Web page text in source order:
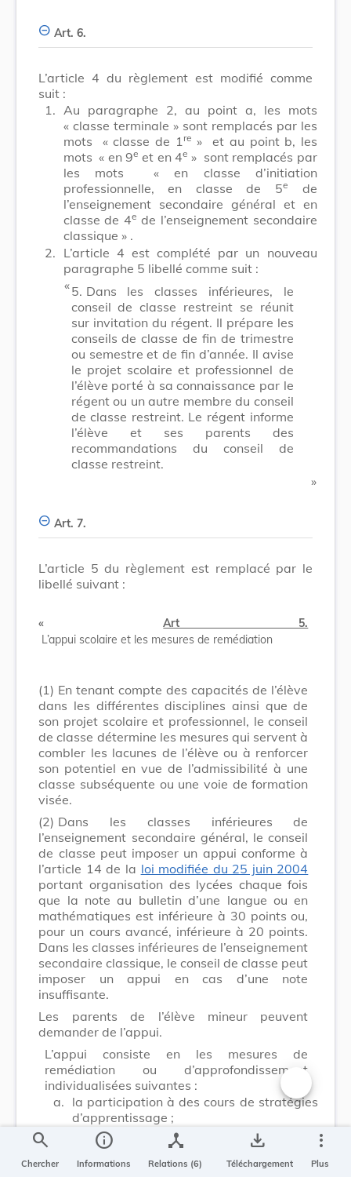
Art. 6.
L’article 4 du règlement est modifié comme
suit :
1. Au paragraphe 2, au point a, les mots
« classe terminale » sont remplacés par les
mots
« classe de 1 re »
et au point b, les
mots « en 9e et en 4e » sont remplacés par
les mots
« en classe d’initiation
professionnelle, en classe de 5e
de
l’enseignement secondaire général et en
classe de 4e de l’enseignement secondaire
classique » .
2. L’article 4 est complété par un nouveau
paragraphe 5 libellé comme suit :
​ «5. Dans les classes inférieures, le
conseil de classe restreint se réunit
sur invitation du régent. Il prépare les
conseils de classe de fin de trimestre
ou semestre et de fin d’année. Il avise
le projet scolaire et professionnel de
l’élève porté à sa connaissance par le
régent ou un autre membre du conseil
de classe restreint. Le régent informe
l’élève et ses parents des
recommandations du conseil de
classe restreint.
​ »
Art. 7.
L’article 5 du règlement est remplacé par le
libellé suivant :
«Art 5.
L’appui scolaire et les mesures de remédiation
(1) En tenant compte des capacités de l’élève
dans les différentes disciplines ainsi que de
son projet scolaire et professionnel, le conseil
de classe détermine les mesures qui servent à
combler les lacunes de l’élève ou à renforcer
son potentiel en vue de l’admissibilité à une
classe subséquente ou une voie de formation
visée.
(2) Dans les classes inférieures de
l’enseignement secondaire général, le conseil
de classe peut imposer un appui conforme à
l’article 14 de la loi modifiée du 25 juin 2004
portant organisation des lycées chaque fois
que la note au bulletin d’une langue ou en
mathématiques est inférieure à 30 points ou,
pour un cours avancé, inférieure à 20 points.
Dans les classes inférieures de l’enseignement
secondaire classique, le conseil de classe peut
imposer un appui en cas d’une note
insuffisante.
Les parents de l’élève mineur peuvent
demander de l’appui.
L’appui consiste en les mesures de
remédiation ou d’approfondissement
individualisées suivantes :
a. la participation à des cours de stratégies
d’apprentissage ;
l’inscription à une étude surveillée ou
dirigée ;
c.
le cours d’appui individuel ou en groupe ;
Changer la
search
Chercher
info
Informations
device_hub
Relations (6)
save_alt
Téléchargement
more_vert
Plus